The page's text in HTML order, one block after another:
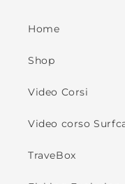
Home
Shop
Video Corsi
Video corso
TraveBox